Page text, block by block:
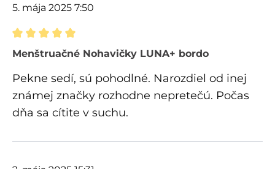
5. mája 2025 7:50
Recenzia s hodnotením 5 z 5 hviezdičiek
Menštruačné Nohavičky LUNA+ bordo
Pekne sedí, sú pohodlné. Narozdiel od inej
známej značky rozhodne nepretečú. Počas
dňa sa cítite v suchu.